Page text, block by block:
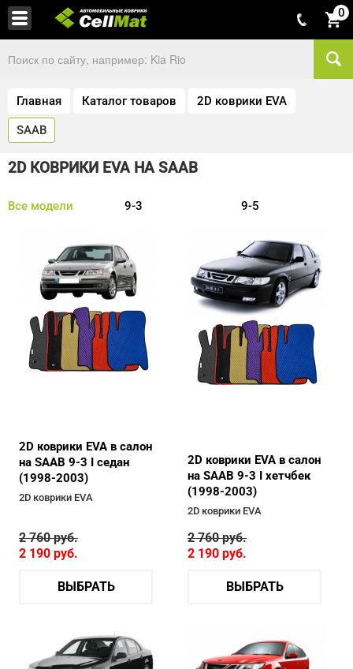
0
Главная Каталог товаров 2D коврики EVA
SAAB
2D КОВРИКИ EVA НА SAAB
Все модели 9-3 9-5
2D коврики EVA в салон
на SAAB 9-3 I седан
(1998-2003)
2D коврики EVA
2 760руб.
2 190 руб.
ВЫБРАТЬ
2D коврики EVA в салон
на SAAB 9-3 I хетчбек
(1998-2003)
2D коврики EVA
2 760руб.
2 190 руб.
ВЫБРАТЬ